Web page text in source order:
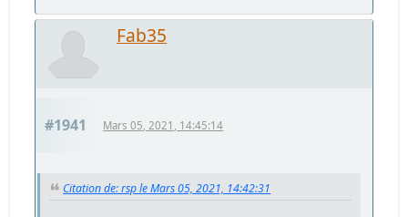
Fab35
#1941 Mars 05, 2021, 14:45:14
Citation de: rsp le Mars 05, 2021, 14:42:31